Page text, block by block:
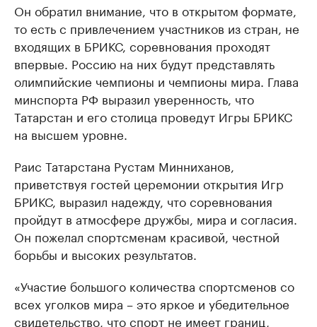
Он обратил внимание, что в открытом формате,
то есть с привлечением участников из стран, не
входящих в БРИКС, соревнования проходят
впервые. Россию на них будут представлять
олимпийские чемпионы и чемпионы мира. Глава
минспорта РФ выразил уверенность, что
Татарстан и его столица проведут Игры БРИКС
на высшем уровне.
Раис Татарстана Рустам Минниханов,
приветствуя гостей церемонии открытия Игр
БРИКС, выразил надежду, что соревнования
пройдут в атмосфере дружбы, мира и согласия.
Он пожелал спортсменам красивой, честной
борьбы и высоких результатов.
«Участие большого количества спортсменов со
всех уголков мира – это яркое и убедительное
свидетельство, что спорт не имеет границ,